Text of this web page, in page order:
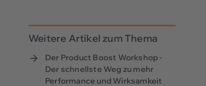
Weitere Artikel zum Thema
Der Product Boost Workshop -
Der schnellste Weg zu mehr
Performance und Wirksamkeit